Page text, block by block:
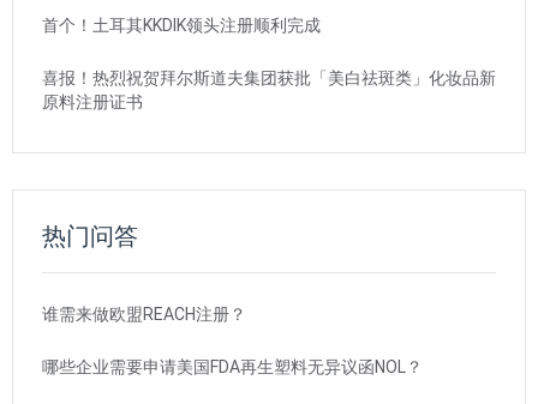
首个！土耳其KKDIK领头注册顺利完成
喜报！热烈祝贺拜尔斯道夫集团获批「美白祛斑类」化妆品新
原料注册证书
热门问答
谁需来做欧盟REACH注册？
哪些企业需要申请美国FDA再生塑料无异议函NOL？